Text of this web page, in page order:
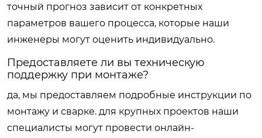
точный прогноз зависит от конкретных
параметров вашего процесса, которые наши
инженеры могут оценить индивидуально.
Предоставляете ли вы техническую
поддержку при монтаже?
да, мы предоставляем подробные инструкции по
монтажу и сварке. для крупных проектов наши
специалисты могут провести онлайн-